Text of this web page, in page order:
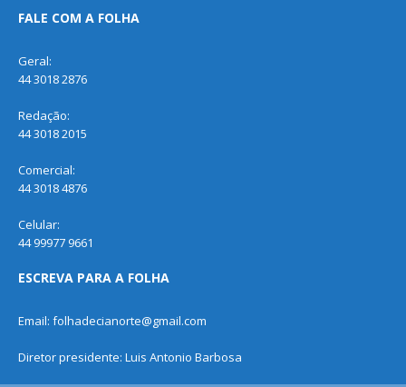
FALE COM A FOLHA
Geral:
44 3018 2876
Redação:
44 3018 2015
Comercial:
44 3018 4876
Celular:
44 99977 9661
ESCREVA PARA A FOLHA
Email: folhadecianorte@gmail.com
Diretor presidente: Luis Antonio Barbosa